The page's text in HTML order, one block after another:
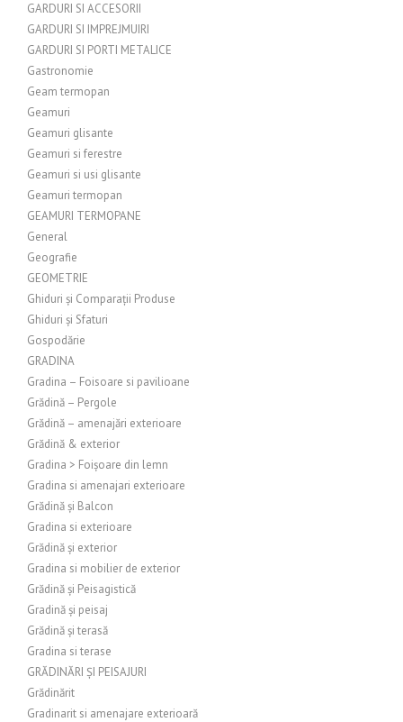
GARDURI SI ACCESORII
GARDURI SI IMPREJMUIRI
GARDURI SI PORTI METALICE
Gastronomie
Geam termopan
Geamuri
Geamuri glisante
Geamuri si ferestre
Geamuri si usi glisante
Geamuri termopan
GEAMURI TERMOPANE
General
Geografie
GEOMETRIE
Ghiduri și Comparații Produse
Ghiduri și Sfaturi
Gospodărie
GRADINA
Gradina – Foisoare si pavilioane
Grădină – Pergole
Grădină – amenajări exterioare
Grădină & exterior
Gradina > Foișoare din lemn
Gradina si amenajari exterioare
Grădină și Balcon
Gradina si exterioare
Grădină și exterior
Gradina si mobilier de exterior
Grădină și Peisagistică
Gradină și peisaj
Grădină și terasă
Gradina si terase
GRĂDINĂRI ȘI PEISAJURI
Grădinărit
Gradinarit si amenajare exterioară